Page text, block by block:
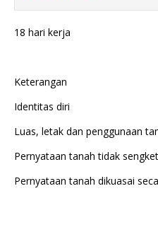
18 hari kerja
Keterangan
Identitas diri
Luas, letak dan penggunaan
Pernyataan tanah tidak
Pernyataan tanah dikuasai